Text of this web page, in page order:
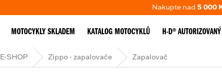
Nakupte nad 5 000
MOTOCYKLY SKLADEM KATALOG MOTOCYKLŮ H-D®
E-SHOP Zippo - zapalovače Zapalovač